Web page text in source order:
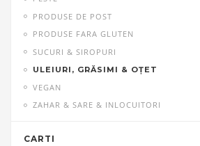
PRODUSE DE POST
PRODUSE FARA GLUTEN
SUCURI & SIROPURI
ULEIURI, GRĂSIMI & OŢET
VEGAN
ZAHAR & SARE & INLOCUITORI
CARTI